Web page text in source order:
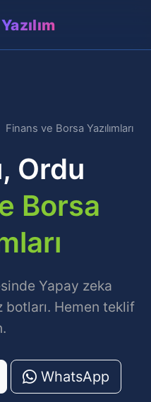
Finans ve Borsa Yazılımları
Ordu
Borsa
Yapay zeka
Hemen teklif
WhatsApp